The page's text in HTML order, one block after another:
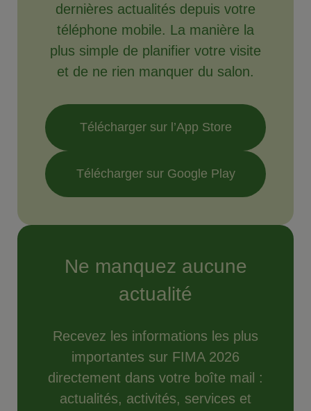
dernières actualités depuis votre
téléphone mobile. La manière la
plus simple de planifier votre visite
et de ne rien manquer du salon.
Télécharger sur l’App Store
Télécharger sur Google Play
Ne manquez aucune
actualité
Recevez les informations les plus
importantes sur FIMA 2026
directement dans votre boîte mail :
actualités, activités, services et